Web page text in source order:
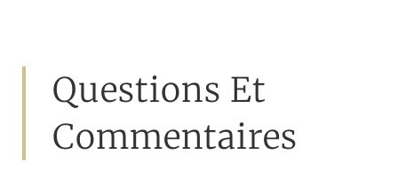
Questions Et
Commentaires